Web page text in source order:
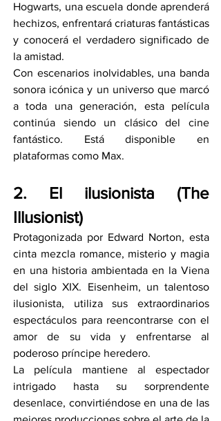
Hogwarts, una escuela donde aprenderá
hechizos, enfrentará criaturas fantásticas
y conocerá el verdadero significado de
la amistad.
Con escenarios inolvidables, una banda
sonora icónica y un universo que marcó
a toda una generación, esta película
continúa siendo un clásico del cine
fantástico. Está disponible en
plataformas como Max.
2. El ilusionista (The
Illusionist)
Protagonizada por Edward Norton, esta
cinta mezcla romance, misterio y magia
en una historia ambientada en la Viena
del siglo XIX. Eisenheim, un talentoso
ilusionista, utiliza sus extraordinarios
espectáculos para reencontrarse con el
amor de su vida y enfrentarse al
poderoso príncipe heredero.
La película mantiene al espectador
intrigado hasta su sorprendente
desenlace, convirtiéndose en una de las